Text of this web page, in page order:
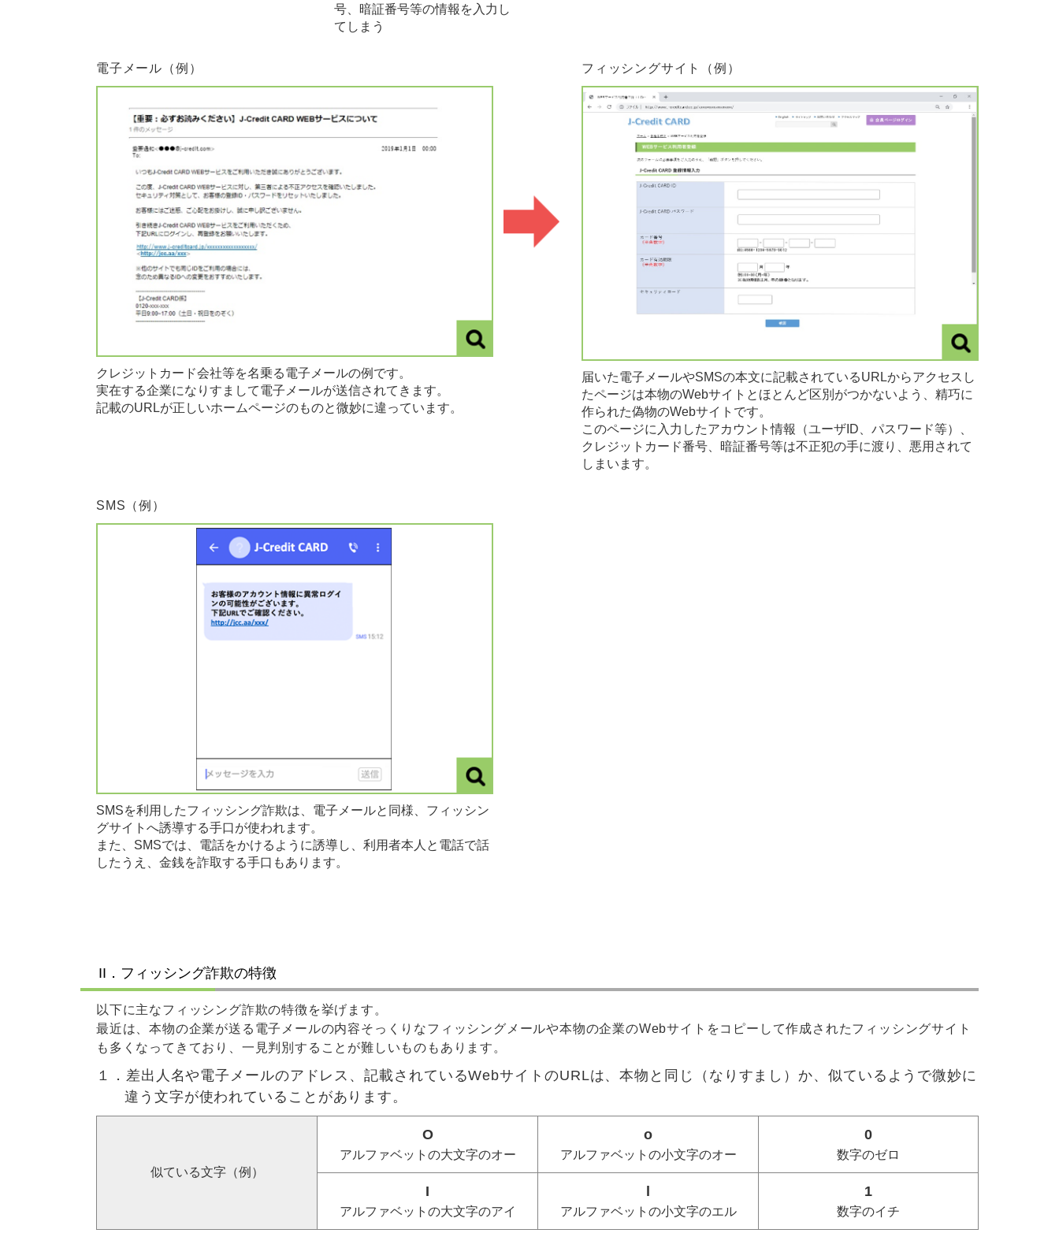
号、暗証番号等の情報を入力し
てしまう
電子メール（例）
クレジットカード会社等を名乗る電子メールの例です。
実在する企業になりすまして電子メールが送信されてきます。
記載のURLが正しいホームページのものと微妙に違っています。
フィッシングサイト（例）
届いた電子メールやSMSの本文に記載されているURLからアクセスし
たページは本物のWebサイトとほとんど区別がつかないよう、精巧に
作られた偽物のWebサイトです。
このページに入力したアカウント情報（ユーザID、パスワード等）、
クレジットカード番号、暗証番号等は不正犯の手に渡り、悪用されて
しまいます。
SMS（例）
SMSを利用したフィッシング詐欺は、電子メールと同様、フィッシン
グサイトへ誘導する手口が使われます。
また、SMSでは、電話をかけるように誘導し、利用者本人と電話で話
したうえ、金銭を詐取する手口もあります。
II．フィッシング詐欺の特徴
以下に主なフィッシング詐欺の特徴を挙げます。
最近は、本物の企業が送る電子メールの内容そっくりなフィッシングメールや本物の企業のWebサイトをコピーして作成されたフィッシングサイト
も多くなってきており、一見判別することが難しいものもあります。
１．差出人名や電子メールのアドレス、記載されているWebサイトのURLは、本物と同じ（なりすまし）か、似ているようで微妙に
違う文字が使われていることがあります。
似ている文字（例）
O
アルファベットの大文字のオー
o
アルファベットの小文字のオー
0
数字のゼロ
I
アルファベットの大文字のアイ アルファベットの小文字のエル
1
数字のイチ